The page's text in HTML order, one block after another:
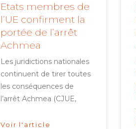
Etats membres de
l’UE confirment la
portée de l’arrêt
Achmea
Les juridictions nationales
continuent de tirer toutes
les conséquences de
l’arrêt Achmea (CJUE,
Voir l'article